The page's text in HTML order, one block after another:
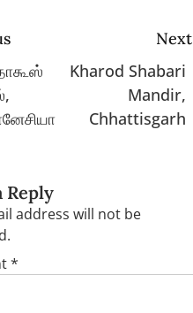
Next
Kharod Shabari
Mandir,
Chhattisgarh
Reply
address will not be
*